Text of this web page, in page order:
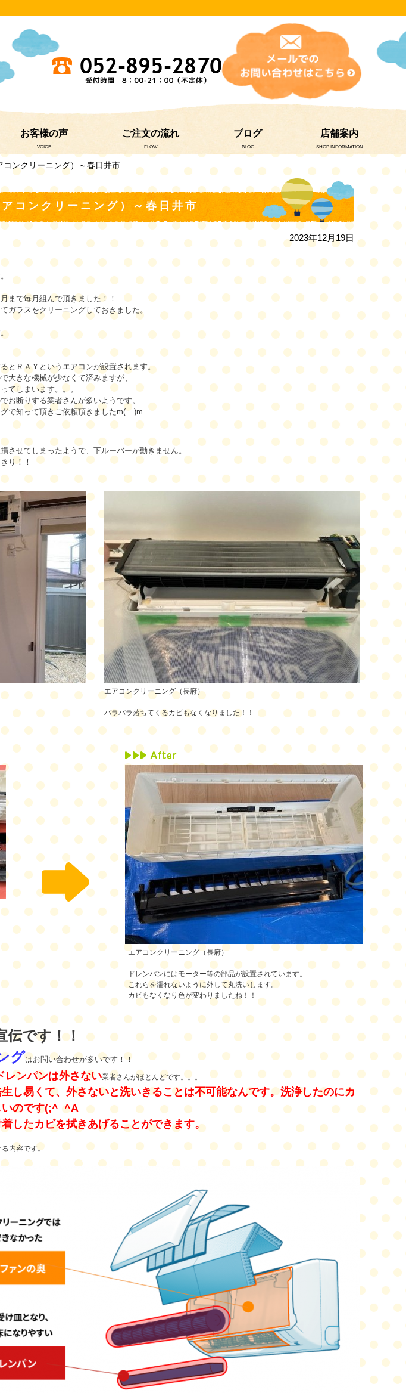
お客様の声
VOICE
ご注文の流れ
FLOW
ブログ
BLOG
店舗案内
SHOP INFORMATION
ンクリーニング）～春日井市
コンクリーニング）～春日井市
2023年12月19日
まで毎月組んで頂きました！！
ガラスをクリーニングしておきました。
とＲＡＹというエアコンが設置されます。
大きな機械が少なくて済みますが、
てしまいます。。。
お断りする業者さんが多いようです。
で知って頂きご依頼頂きましたm(__)m
させてしまったようで、下ルーバーが動きません。
り！！
エアコンクリーニング（長府）
パラパラ落ちてくるカビもなくなりました！！
エアコンクリーニング（長府）
ドレンパンにはモーター等の部品が設置されています。
これらを濡れないように外して丸洗いします。
カビもなくなり色が変わりましたね！！
です！！
グはお問い合わせが多いです！！
レンパンは外さない業者さんがほとんどです。。。
し易くて、外さないと洗いきることは不可能なんです。洗浄したのにカ
いのです(;^_^A
したカビを拭きあげることができます。
内容です。